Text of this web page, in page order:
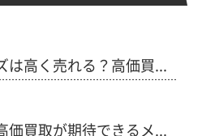
は高く売れる？高価買...
価買取が期待できるメ...